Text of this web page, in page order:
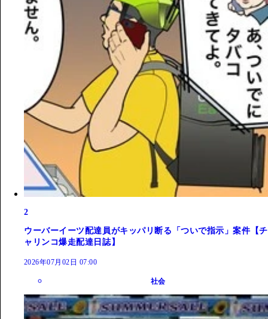
2
ウーバーイーツ配達員がキッパリ断る「ついで指示」案件【チ
ャリンコ爆走配達日誌】
2026年07月02日 07:00
社会